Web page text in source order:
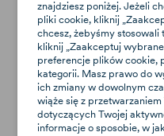
znajdziesz poniżej. Jeżeli
pliki cookie, kliknij
chcesz, żebyśmy
kliknij „Zaakceptuj
preferencje plików cookie,
kategorii. Masz prawo do
ich zmiany w dowolnym
wiąże się z
dotyczących Twojej
informacje o sposobie, w